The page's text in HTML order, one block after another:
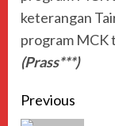
keterangan
program MCK
(Prass***)
Previous